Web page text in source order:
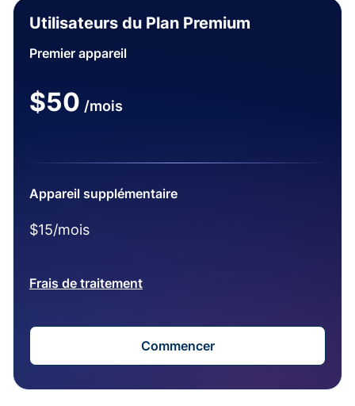
Utilisateurs du Plan Premium
Premier appareil
$50 /mois
Appareil supplémentaire
$15/mois
Frais de traitement
Commencer